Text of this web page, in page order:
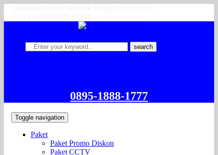
search
0895-1888-1777
Toggle navigation
Paket
Paket Promo Diskon
Paket CCTV